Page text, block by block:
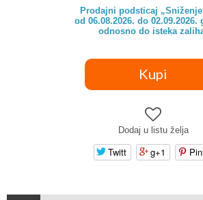
Prodajni podsticaj
od 06.08.2026. do 02.09.2026.
odnosno do isteka
Dodaj u listu želja
Twitt g+1